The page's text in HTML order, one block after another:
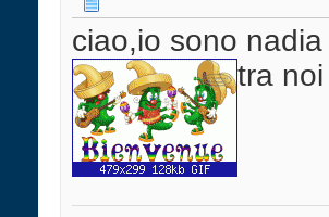
ciao,io sono nadia
tra noi